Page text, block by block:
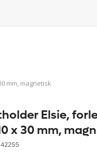
mm, magnetisk
Elsie,
x 30 mm,